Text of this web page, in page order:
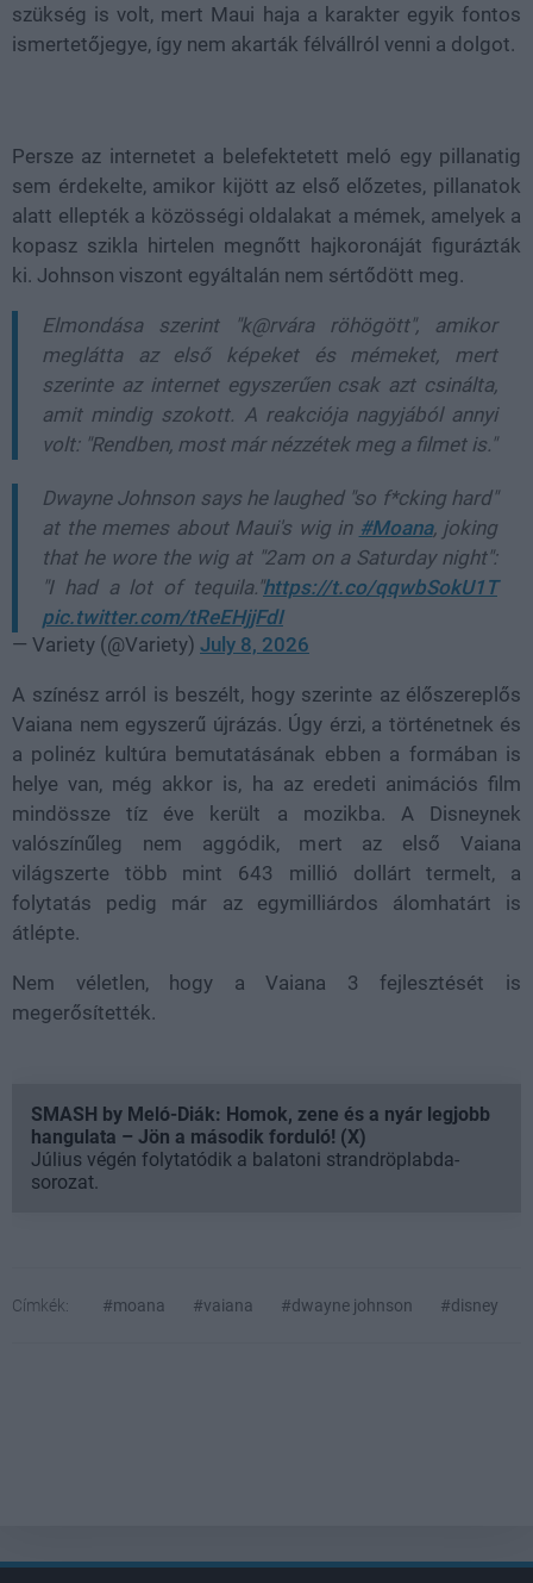
szükség is volt, mert Maui haja a karakter egyik fontos
ismertetőjegye, így nem akarták félvállról venni a dolgot.
Persze az internetet a belefektetett meló egy pillanatig
sem érdekelte, amikor kijött az első előzetes, pillanatok
alatt ellepték a közösségi oldalakat a mémek, amelyek a
kopasz szikla hirtelen megnőtt hajkoronáját figurázták
ki. Johnson viszont egyáltalán nem sértődött meg.
Elmondása szerint "k@rvára röhögött", amikor
meglátta az első képeket és mémeket, mert
szerinte az internet egyszerűen csak azt csinálta,
amit mindig szokott. A reakciója nagyjából annyi
volt: "Rendben, most már nézzétek meg a filmet is."
Dwayne Johnson says he laughed "so f*cking hard"
at the memes about Maui's wig in #Moana, joking
that he wore the wig at "2am on a Saturday night":
"I had a lot of tequila."https://t.co/qqwbSokU1T
pic.twitter.com/tReEHjjFdI
— Variety (@Variety) July 8, 2026
A színész arról is beszélt, hogy szerinte az élőszereplős
Vaiana nem egyszerű újrázás. Úgy érzi, a történetnek és
a polinéz kultúra bemutatásának ebben a formában is
helye van, még akkor is, ha az eredeti animációs film
mindössze tíz éve került a mozikba. A Disneynek
valószínűleg nem aggódik, mert az első Vaiana
világszerte több mint 643 millió dollárt termelt, a
folytatás pedig már az egymilliárdos álomhatárt is
átlépte.
Nem véletlen, hogy aVaiana 3 fejlesztését is
megerősítették.
SMASH by Meló-Diák: Homok, zene és a nyár legjobb
hangulata – Jön a második forduló! (X)
Július végén folytatódik a balatoni strandröplabda-
sorozat.
Címkék: #moana #vaiana #dwayne johnson #disney